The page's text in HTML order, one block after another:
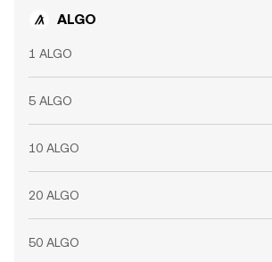
ALGO
1 ALGO
5 ALGO
10 ALGO
20 ALGO
50 ALGO